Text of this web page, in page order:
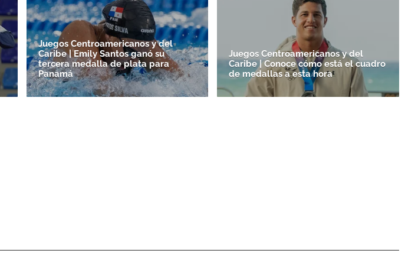
Juegos Centroamericanos y del
Caribe | Emily Santos ganó su
tercera medalla de plata para
Panamá
Juegos Centroamericanos y del
Caribe | Conoce cómo está el cuadro
de medallas a esta hora